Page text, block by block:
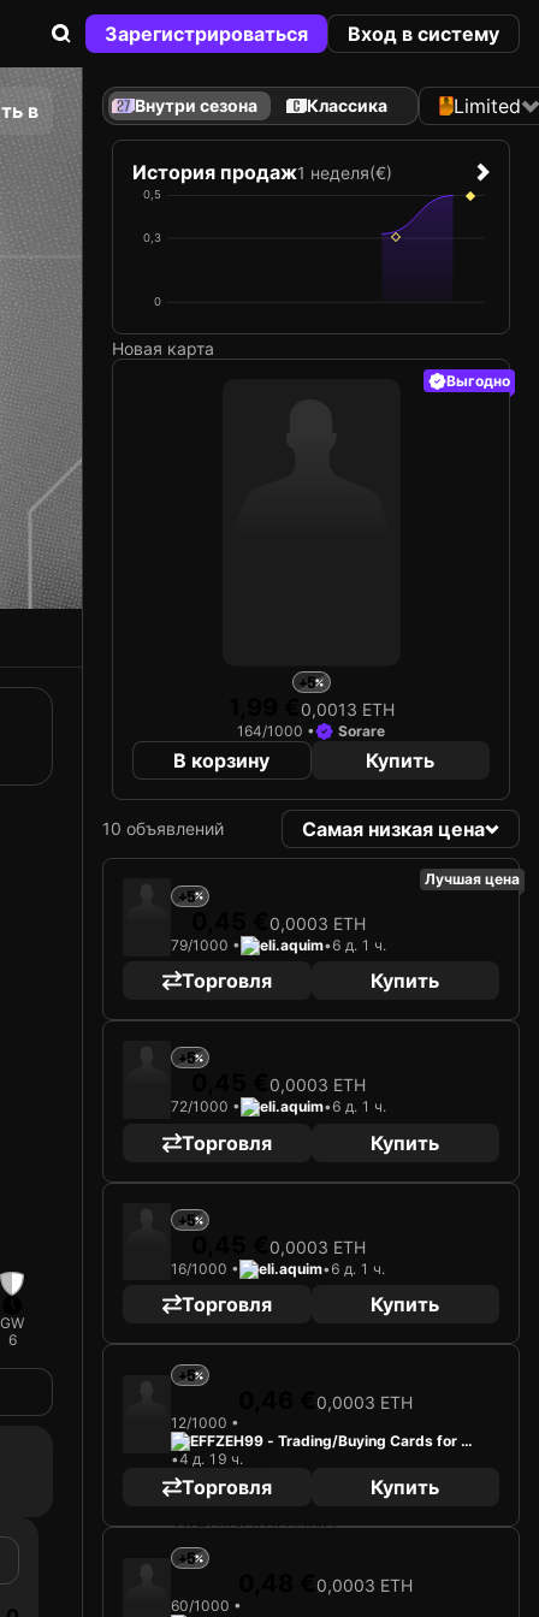
Зарегистрироваться Вход в систему
в
GW
6
Внутри сезона Классика Limited
История продаж1 неделя(€)
0
0,3
0,5
Новая карта
Выгодно
+5
0,0013 ETH
164/1000 • Sorare
В корзину Купить
10 объявлений Самая низкая цена
Лучшая цена
+5
0,0003 ETH
79/1000 • eli.aquim•6 д. 1 ч.
Торговля Купить
+5
0,0003 ETH
72/1000 • eli.aquim•6 д. 1 ч.
Торговля Купить
+5
0,0003 ETH
16/1000 • eli.aquim•6 д. 1 ч.
Торговля Купить
+5
0,0003 ETH
12/1000 •
EFFZEH99 - Trading/Buying Cards for Fu
n
•4 д. 19 ч.
Торговля Купить
+5
0,0003 ETH
60/1000 •